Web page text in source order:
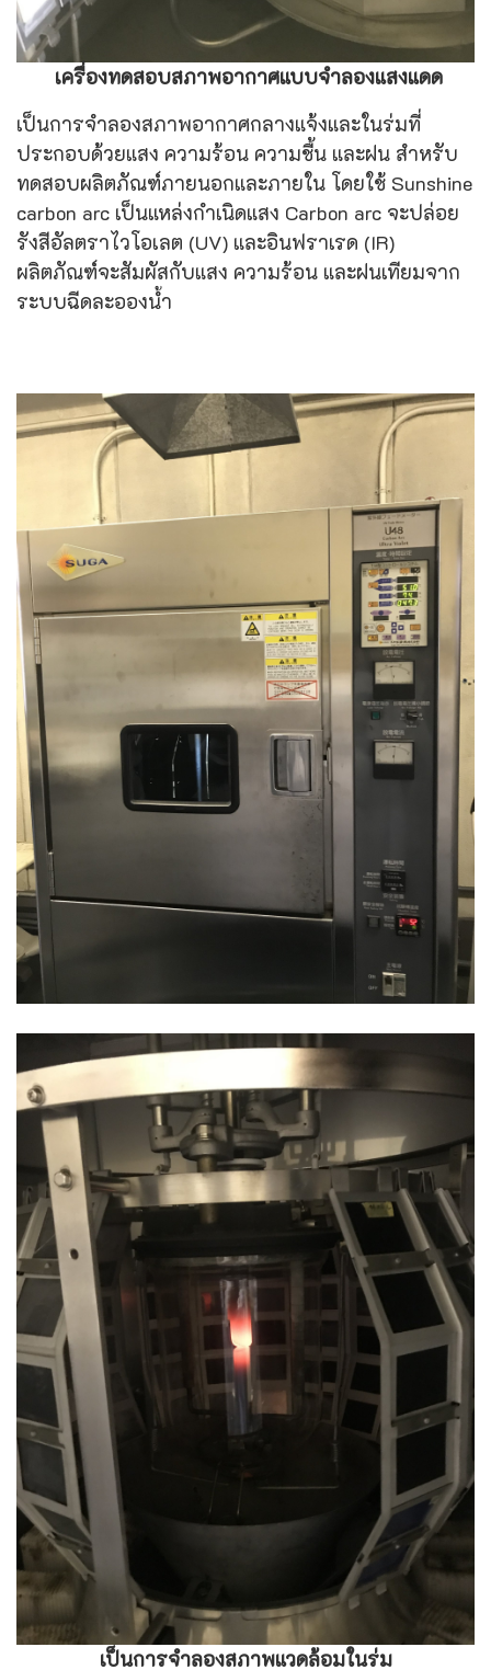
เครื่องทดสอบสภาพอากาศแบบจำลองแสงแดด
เป็นการจำลองสภาพอากาศกลางแจ้งและในร่มที่
ประกอบด้วยแสง ความร้อน ความชื้น และฝน สำหรับ
ทดสอบผลิตภัณฑ์ภายนอกและภายใน โดยใช้ Sunshine
carbon arc เป็นแหล่งกำเนิดแสง Carbon arc จะปล่อย
รังสีอัลตราไวโอเลต (UV) และอินฟราเรด (IR)
ผลิตภัณฑ์จะสัมผัสกับแสง ความร้อน และฝนเทียมจาก
ระบบฉีดละอองน้ำ
เป็นการจำลองสภาพแวดล้อมในร่ม